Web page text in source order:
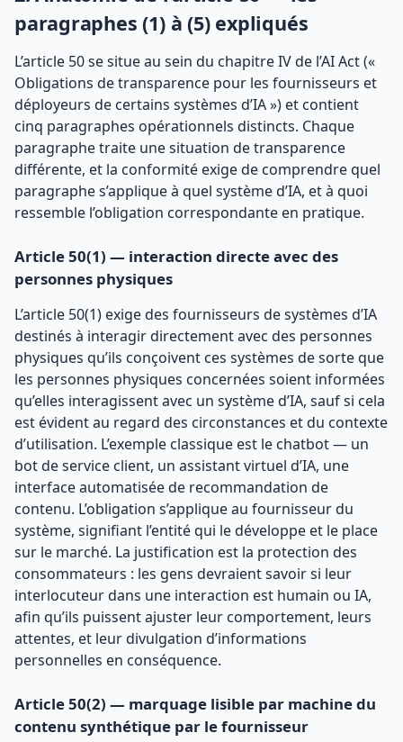
paragraphes (1) à (5) expliqués
L’article 50 se situe au sein du chapitre IV de l’AI Act («
Obligations de transparence pour les fournisseurs et
déployeurs de certains systèmes d’IA ») et contient
cinq paragraphes opérationnels distincts. Chaque
paragraphe traite une situation de transparence
différente, et la conformité exige de comprendre quel
paragraphe s’applique à quel système d’IA, et à quoi
ressemble l’obligation correspondante en pratique.
Article 50(1) — interaction directe avec des
personnes physiques
L’article 50(1) exige des fournisseurs de systèmes d’IA
destinés à interagir directement avec des personnes
physiques qu’ils conçoivent ces systèmes de sorte que
les personnes physiques concernées soient informées
qu’elles interagissent avec un système d’IA, sauf si cela
est évident au regard des circonstances et du contexte
d’utilisation. L’exemple classique est le chatbot — un
bot de service client, un assistant virtuel d’IA, une
interface automatisée de recommandation de
contenu. L’obligation s’applique au fournisseur du
système, signifiant l’entité qui le développe et le place
sur le marché. La justification est la protection des
consommateurs : les gens devraient savoir si leur
interlocuteur dans une interaction est humain ou IA,
afin qu’ils puissent ajuster leur comportement, leurs
attentes, et leur divulgation d’informations
personnelles en conséquence.
Article 50(2) — marquage lisible par machine du
contenu synthétique par le fournisseur